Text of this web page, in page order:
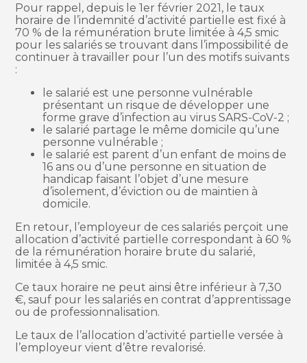
Pour rappel, depuis le 1er février 2021, le taux
horaire de l’indemnité d’activité partielle est fixé à
70 % de la rémunération brute limitée à 4,5 smic
pour les salariés se trouvant dans l’impossibilité de
continuer à travailler pour l’un des motifs suivants
:
le salarié est une personne vulnérable
présentant un risque de développer une
forme grave d’infection au virus SARS-CoV-2 ;
le salarié partage le même domicile qu’une
personne vulnérable ;
le salarié est parent d’un enfant de moins de
16 ans ou d’une personne en situation de
handicap faisant l’objet d’une mesure
d’isolement, d’éviction ou de maintien à
domicile.
En retour, l’employeur de ces salariés perçoit une
allocation d’activité partielle correspondant à 60 %
de la rémunération horaire brute du salarié,
limitée à 4,5 smic.
Ce taux horaire ne peut ainsi être inférieur à 7,30
€, sauf pour les salariés en contrat d’apprentissage
ou de professionnalisation.
Le taux de l’allocation d’activité partielle versée à
l’employeur vient d’être revalorisé.